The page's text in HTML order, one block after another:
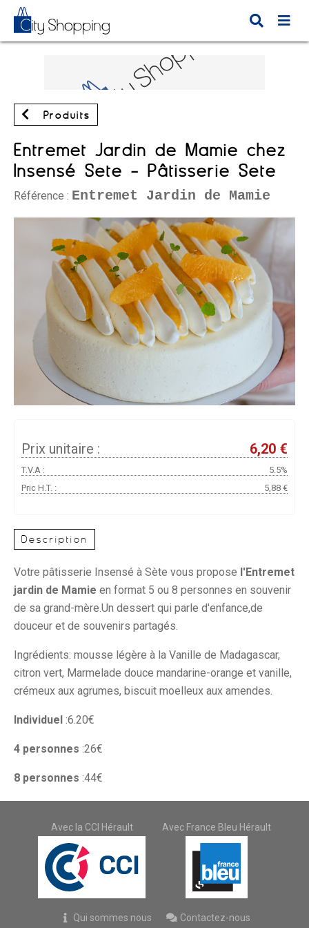
Produits
Entremet Jardin de Mamie chez
Insensé Sète - Pâtisserie Sète
Référence : Entremet Jardin de Mamie
Prix unitaire : 6,20 €
T.V.A :
5.5%
Pric H.T. :
5,88 €
Description
Votre pâtisserie Insensé à Sète vous propose l'Entremet
jardin de Mamie en format 5 ou 8 personnes en souvenir
de sa grand-mère.Un dessert qui parle d'enfance,de
douceur et de souvenirs partagés.
Ingrédients: mousse légère à la Vanille de Madagascar,
citron vert, Marmelade douce mandarine-orange et vanille,
crémeux aux agrumes, biscuit moelleux aux amendes.
Individuel :6.20€
4 personnes :26€
8 personnes :44€
Avec la CCI Hérault Avec France Bleu Hérault
Qui sommes nous Contactez-nous